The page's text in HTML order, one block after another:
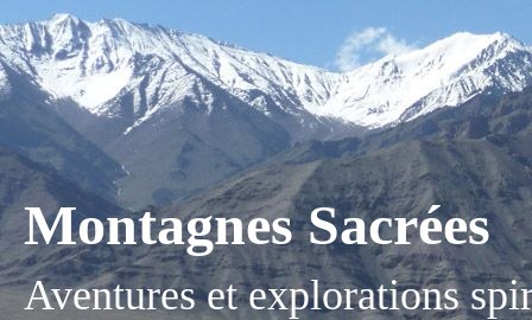
Montagnes Sacrées
Aventures et explorations